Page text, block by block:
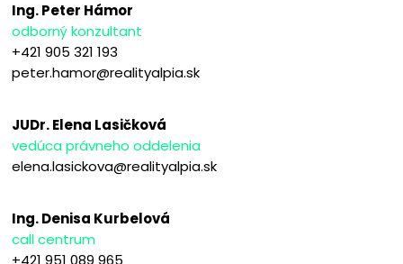
Ing. Peter Hámor
odborný konzultant
+421 905 321 193
peter.hamor@realityalpia.sk
JUDr. Elena Lasičková
vedúca právneho oddelenia
elena.lasickova@realityalpia.sk
Ing. Denisa Kurbelová
call centrum
+421 951 089 965